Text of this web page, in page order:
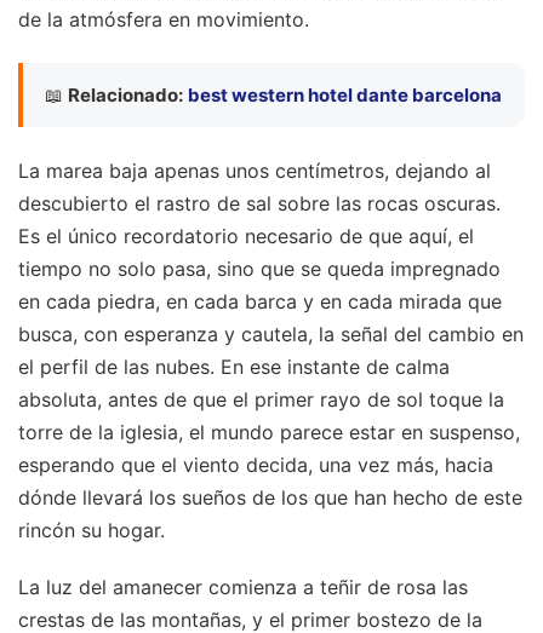
de la atmósfera en movimiento.
📖 Relacionado: best western hotel dante barcelona
La marea baja apenas unos centímetros, dejando al
descubierto el rastro de sal sobre las rocas oscuras.
Es el único recordatorio necesario de que aquí, el
tiempo no solo pasa, sino que se queda impregnado
en cada piedra, en cada barca y en cada mirada que
busca, con esperanza y cautela, la señal del cambio en
el perfil de las nubes. En ese instante de calma
absoluta, antes de que el primer rayo de sol toque la
torre de la iglesia, el mundo parece estar en suspenso,
esperando que el viento decida, una vez más, hacia
dónde llevará los sueños de los que han hecho de este
rincón su hogar.
La luz del amanecer comienza a teñir de rosa las
crestas de las montañas, y el primer bostezo de la